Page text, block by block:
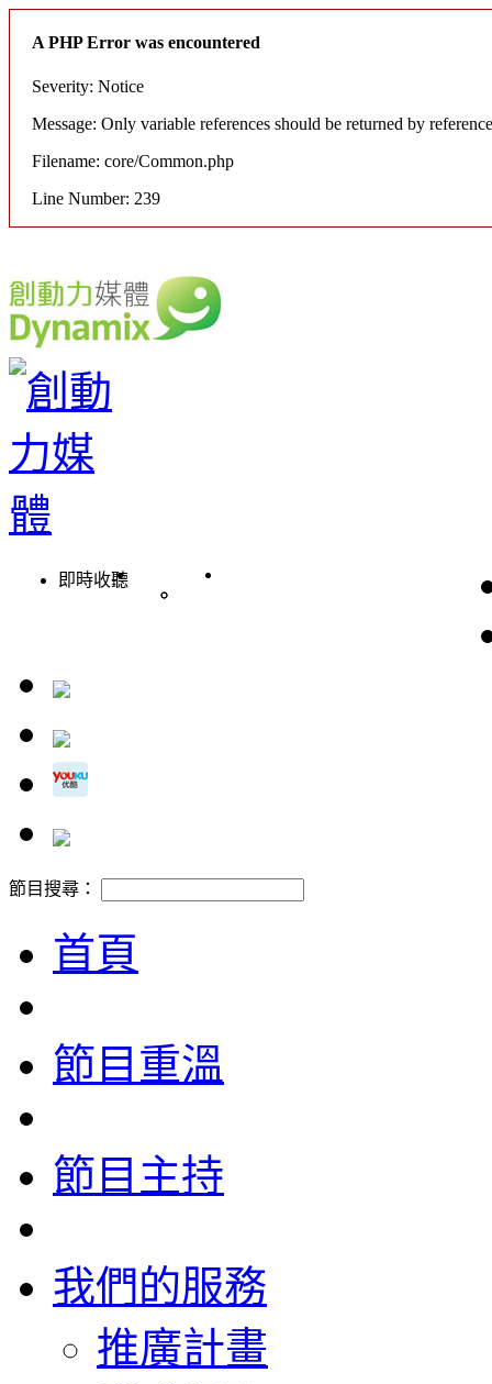
A PHP Error was encountered
Severity: Notice
Message: Only variable references should be returned by reference
Filename: core/Common.php
Line Number: 239
即時收聽
節目搜尋：
首頁
節目重溫
節目主持
我們的服務
推廣計畫